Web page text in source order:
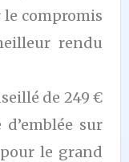
compromis
rendu
de 249 €
sur
le grand